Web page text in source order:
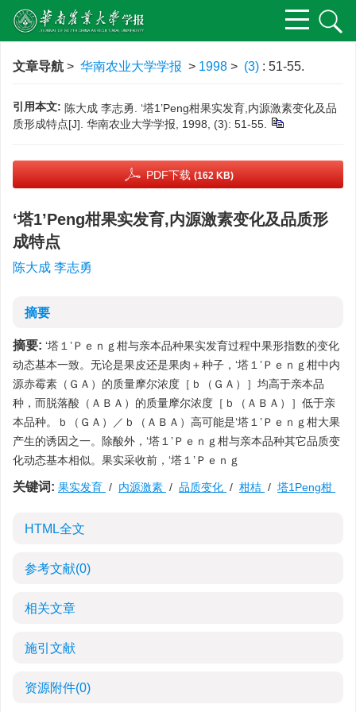
文章导航 > 华南农业大学学报 > 1998 > (3) : 51-55.
引用本文: 陈大成 李志勇. ‘塔1’Peng柑果实发育,内源激素变化及品
质形成特点[J]. 华南农业大学学报, 1998, (3): 51-55.
PDF下载 (162 KB)
‘塔1’Peng柑果实发育,内源激素变化及品质形
成特点
陈大成 李志勇
摘要
摘要: ‘塔１’Ｐｅｎｇ柑与亲本品种果实发育过程中果形指数的变化
动态基本一致。无论是果皮还是果肉＋种子，‘塔１’Ｐｅｎｇ柑中内
源赤霉素（ＧＡ）的质量摩尔浓度［ｂ（ＧＡ）］均高于亲本品
种，而脱落酸（ＡＢＡ）的质量摩尔浓度［ｂ（ＡＢＡ）］低于亲
本品种。ｂ（ＧＡ）／ｂ（ＡＢＡ）高可能是‘塔１’Ｐｅｎｇ柑大果
产生的诱因之一。除酸外，‘塔１’Ｐｅｎｇ柑与亲本品种其它品质变
化动态基本相似。果实采收前，‘塔１’Ｐｅｎｇ
关键词: 果实发育 / 内源激素 / 品质变化 / 柑桔 / 塔1Peng柑
HTML全文
参考文献(0)
相关文章
施引文献
资源附件(0)